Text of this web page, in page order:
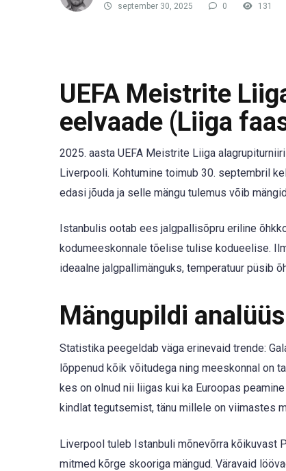
september 30, 2025 0 131
UEFA Meistrite
eelvaade (Liiga
2025. aasta UEFA Meistrite Liiga
Liverpooli. Kohtumine toimub 30. septembril
edasi jõuda ja selle mängu tulemus võib
Istanbulis ootab ees jalgpallisõpru eriline
kodumeeskonnale tõelise tulise kodueelise.
ideaalne jalgpallimänguks, temperatuur püsib
Mängupildi analüüs
Statistika peegeldab väga erinevaid trende:
lõppenud kõik võitudega ning meeskonnal on
kes on olnud nii liigas kui ka Euroopas
kindlat tegutsemist, tänu millele on viimastes
Liverpool tuleb Istanbuli mõnevõrra kõikuvast
mitmed kõrge skooriga mängud. Väravaid